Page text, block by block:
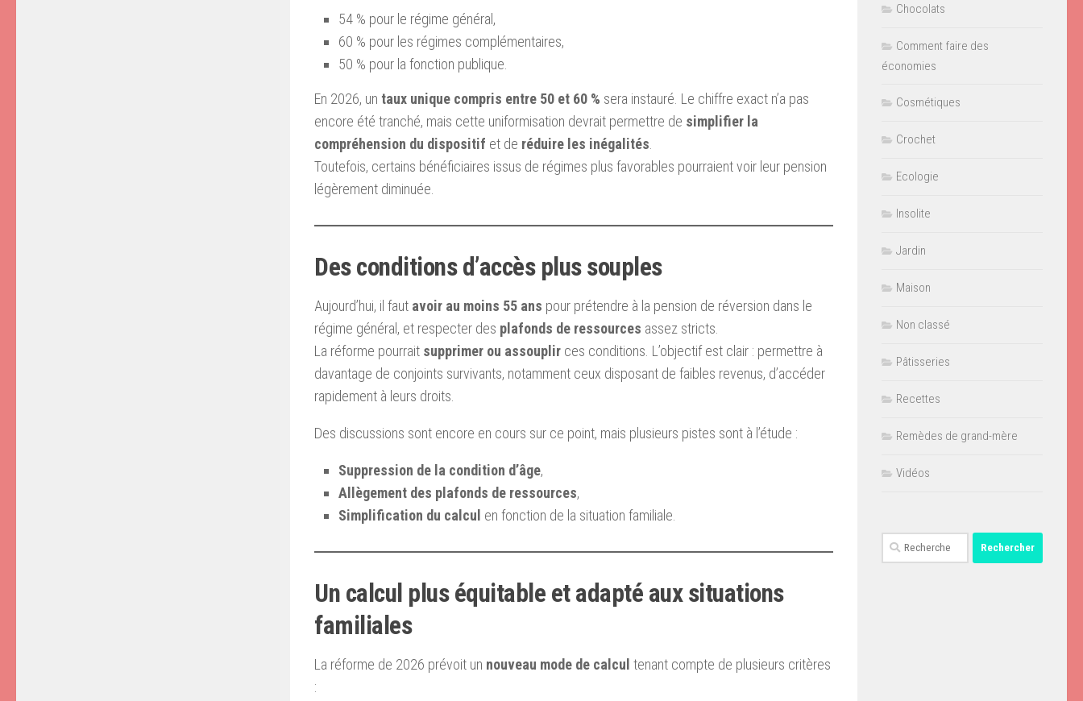
54 % pour le régime général,
60 % pour les régimes complémentaires,
50 % pour la fonction publique.
En 2026, un taux unique compris entre 50 et 60 % sera instauré. Le chiffre exact n’a pas
encore été tranché, mais cette uniformisation devrait permettre de simplifier la
compréhension du dispositif et de réduire les inégalités
Toutefois, certains bénéficiaires issus de régimes plus favorables pourraient voir leur pension
légèrement diminuée.
Des conditions d’accès plus souples
Aujourd’hui, il faut avoir au moins 55 ans pour prétendre à la pension de réversion dans le
régime général, et respecter des plafonds de ressources assez stricts.
La réforme pourrait supprimer ou assouplir ces conditions. L’objectif est clair : permettre à
davantage de conjoints survivants, notamment ceux disposant de faibles revenus, d’accéder
rapidement à leurs droits.
Des discussions sont encore en cours sur ce point, mais plusieurs pistes sont à l’étude :
Suppression de la condition d’âge,
Allègement des plafonds de ressources,
Simplification du calcul en fonction de la situation familiale.
Un calcul plus équitable et adapté aux situations
familiales
La réforme de 2026 prévoit un nouveau mode de calcul tenant compte de plusieurs critères
:
Chocolats
Comment faire des
économies
Cosmétiques
Crochet
Ecologie
Insolite
Jardin
Maison
Non classé
Pâtisseries
Recettes
Remèdes de grand-mère
Vidéos
Rechercher :